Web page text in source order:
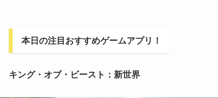
本日の注目おすすめゲームアプリ！
キング・オブ・ビースト：新世界